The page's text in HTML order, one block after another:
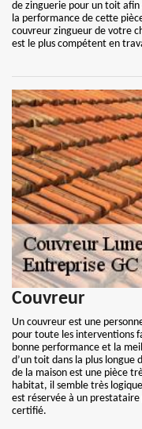
de zinguerie pour un toit
la performance de cette
couvreur zingueur de votre
est le plus compétent en
Couvreur
Un couvreur est une
pour toute les interventions
bonne performance et la
d’un toit dans la plus longue
de la maison est une pièce
habitat, il semble très
est réservée à un
certifié.